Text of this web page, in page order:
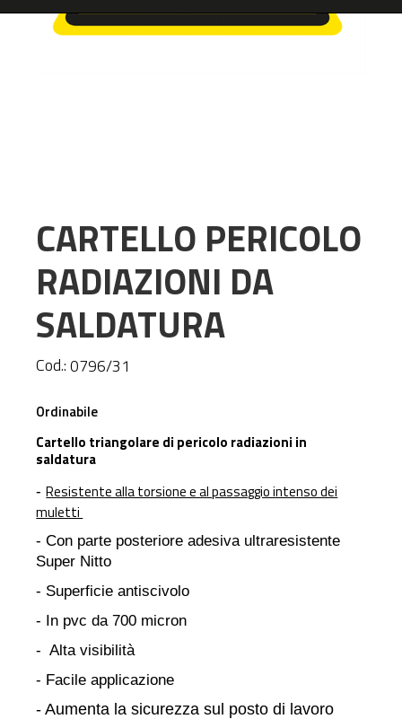
CARTELLO PERICOLO
RADIAZIONI DA
SALDATURA
Cod.:0796/31
Ordinabile
Cartello triangolare di pericolo radiazioni in
saldatura
-Resistente alla torsione e al passaggio intenso dei
muletti
- Con parte posteriore adesiva ultraresistente
Super Nitto
- Superficie antiscivolo
- In pvc da 700 micron
- Alta visibilità
- Facile applicazione
- Aumenta la sicurezza sul posto di lavoro